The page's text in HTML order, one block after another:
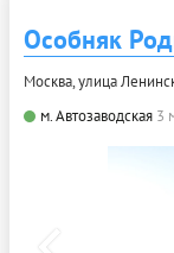
Особняк
Москва, улица
м. Автозаводская 3